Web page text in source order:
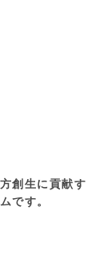
創生に貢献す
です。